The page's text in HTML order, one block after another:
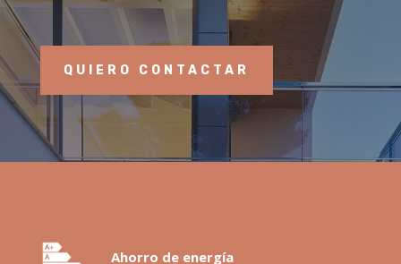
QUIERO CONTACTAR
Ahorro de energía